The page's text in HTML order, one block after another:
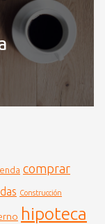
comprar
Construcción
hipoteca